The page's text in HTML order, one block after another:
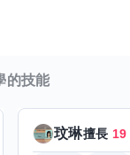
的技能
玟琳擅長 19